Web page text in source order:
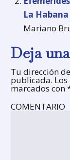
La Habana
Mariano
Deja
Tu dirección
publicada.
marcados con
COMENTARIO